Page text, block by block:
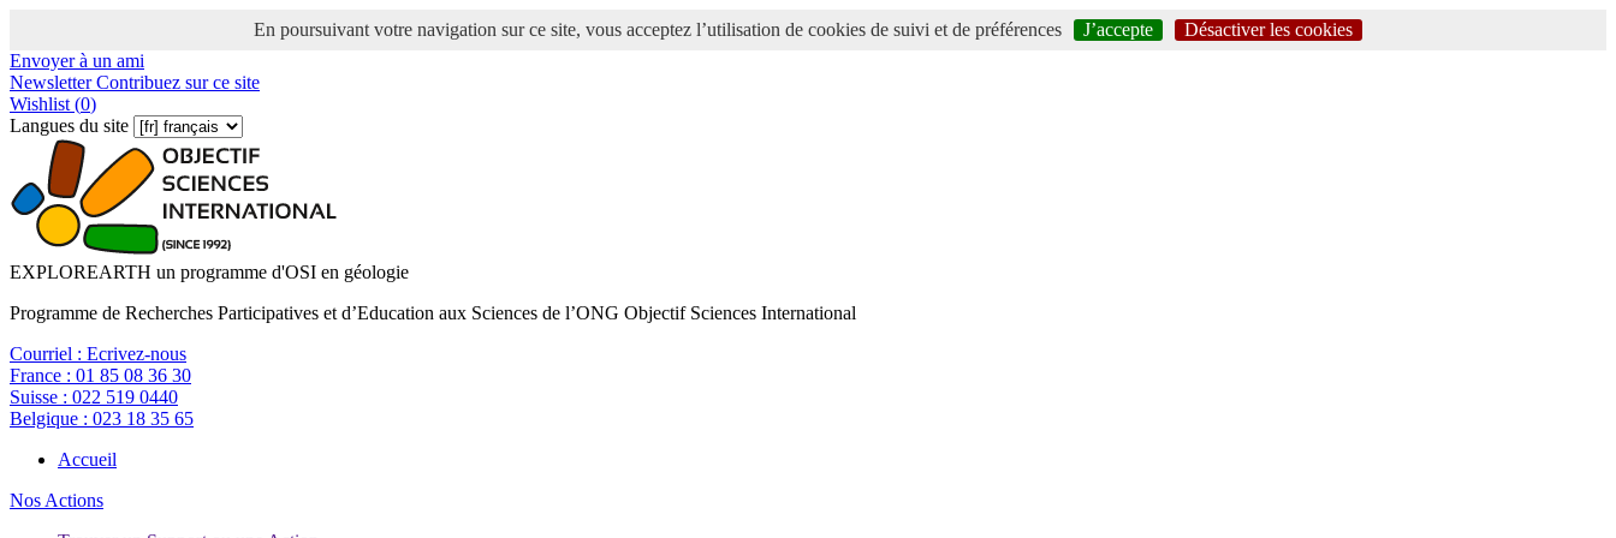
En poursuivant votre navigation sur ce site, vous acceptez l’utilisation de cookies de suivi et de préférences J’accepte
Désactiver les cookies
Envoyer à un ami
NewsletterContribuez sur ce site
Wishlist (0)
Langues du site
EXPLOREARTH un programme d'OSI en géologie
Programme de Recherches Participatives et d’Education aux Sciences de l’ONG Objectif Sciences International
Courriel : Ecrivez-nous
France : 01 85 08 36 30
Suisse : 022 519 0440
Belgique : 023 18 35 65
Accueil
Nos Actions